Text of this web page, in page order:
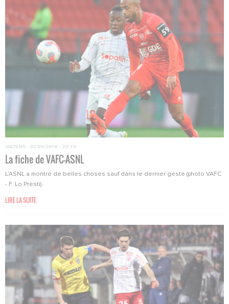
MATCHS · 02/05/2016 - 22:19
La fiche de VAFC-ASNL
L’ASNL a montré de belles choses sauf dans le dernier geste (photo VAFC
- F. Lo Presti).
LIRE LA SUITE